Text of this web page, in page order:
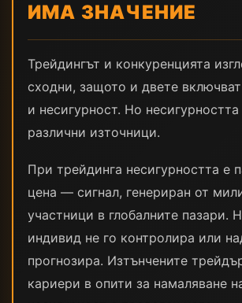
ИМА ЗНАЧЕНИЕ
Трейдингът и конкуренцията
сходни, защото и двете
и несигурност. Но
различни източници.
При трейдинга несигурността е
цена — сигнал, генериран от
участници в глобалните пазари.
индивид не го контролира или
прогнозира. Изтънчените
кариери в опити за намаляване